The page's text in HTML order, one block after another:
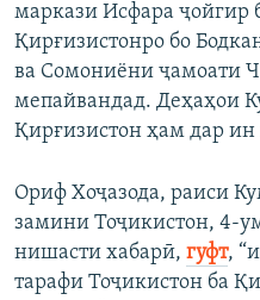
маркази Исфара ҷойгир
Қирғизистонро бо
ва Сомониёни ҷамоати
мепайвандад. Деҳаҳои
Қирғизистон ҳам дар ин
Ориф Хоҷазода, раиси
замини Тоҷикистон, 4-
нишасти хабарӣ, гуфт,
тарафи Тоҷикистон ба